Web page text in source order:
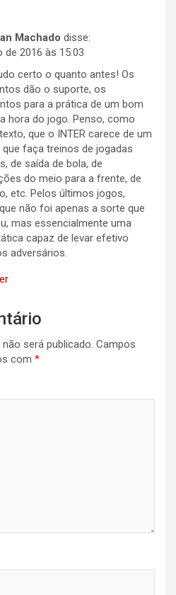
Machado disse:
de 2016 às 15:03
certo o quanto antes! Os
dão o suporte, os
para a prática de um bom
hora do jogo. Penso, como
que o INTER carece de um
faça treinos de jogadas
de saída de bola, de
do meio para a frente, de
etc. Pelos últimos jogos,
não foi apenas a sorte que
mas essencialmente uma
capaz de levar efetivo
adversários.
será publicado. Campos
com *